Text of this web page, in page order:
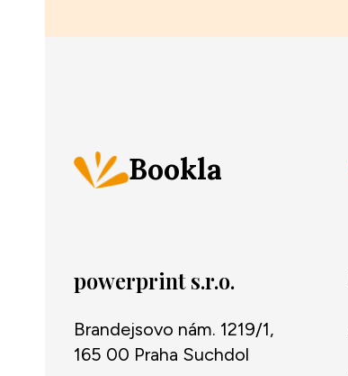
Bookla
powerprint s.r.o.
Brandejsovo nám. 1219/1,
165 00 Praha Suchdol